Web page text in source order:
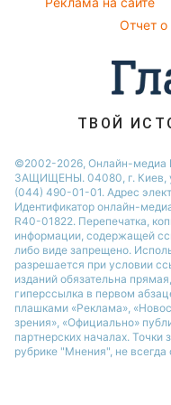
Виталий Козловский
Отчет о
ТВОЙ
©2002-2026, Онлайн-медиа
ЗАЩИЩЕНЫ. 04080, г. Киев,
(044) 490-01-01. Адрес
Идентификатор онлайн-
R40-01822. Перепечатка,
информации, содержащей
либо виде запрещено.
разрешается при условии
изданий обязательна
гиперссылка в первом
плашками «Реклама»,
зрения», «Официально»
партнерских началах.
рубрике "Мнения", не